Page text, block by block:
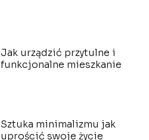
Jak urządzić przytulne i
funkcjonalne mieszkanie
Sztuka minimalizmu jak
uprościć swoje życie